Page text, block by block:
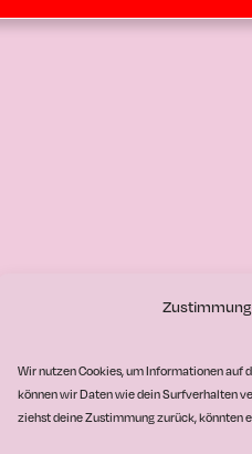
Wir nutzen Cookies, um Informationen auf
können wir Daten wie dein Surfverhalten
ziehst deine Zustimmung zurück, könnten
Forderungen
sind